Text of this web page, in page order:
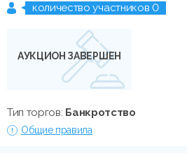
количество участников 0
АУКЦИОН ЗАВЕРШЕН
Тип торгов: Банкротство
Общие правила